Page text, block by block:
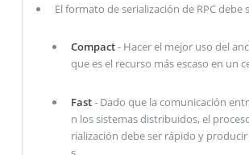
El formato de serialización de RPC debe
Compact- Hacer el mejor uso del
que es el recurso más escaso en un
Fast- Dado que la comunicación
n los sistemas distribuidos, el
rialización debe ser rápido y